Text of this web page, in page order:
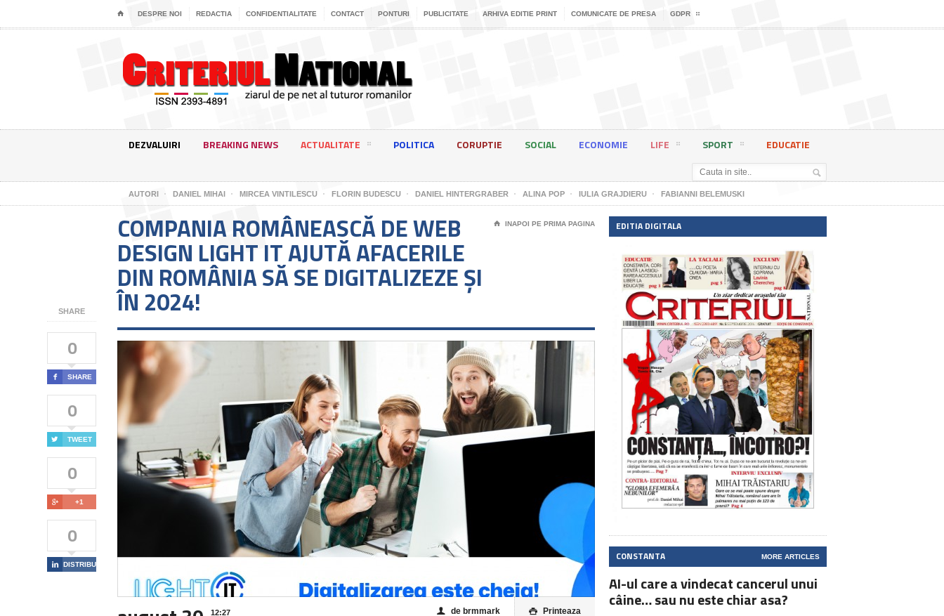
⌂ DESPRE NOI REDACTIA CONFIDENTIALITATE CONTACT PONTURI PUBLICITATE ARHIVA EDITIE PRINT COMUNICATE DE PRESA GDPR
DEZVALUIRI BREAKING NEWS ACTUALITATE POLITICA CORUPTIE SOCIAL ECONOMIE LIFE SPORT EDUCATIE
AUTORI DANIEL MIHAI MIRCEA VINTILESCU FLORIN BUDESCU DANIEL HINTERGRABER ALINA POP IULIA GRAJDIERU FABIANNI BELEMUSKI
SHARE
0
 SHARE
0
 TWEET
0
 +1
0
 DISTRIBUIE
COMPANIA ROMÂNEASCĂ DE WEB
DESIGN LIGHT IT AJUTĂ AFACERILE
DIN ROMÂNIA SĂ SE DIGITALIZEZE ȘI
ÎN 2024!
⌂ INAPOI PE PRIMA PAGINA
12:27
 Printeaza
👤 de brmmark
EDITIA DIGITALA
CONSTANTA MORE ARTICLES
AI-ul care a vindecat cancerul unui
câine… sau nu este chiar asa?